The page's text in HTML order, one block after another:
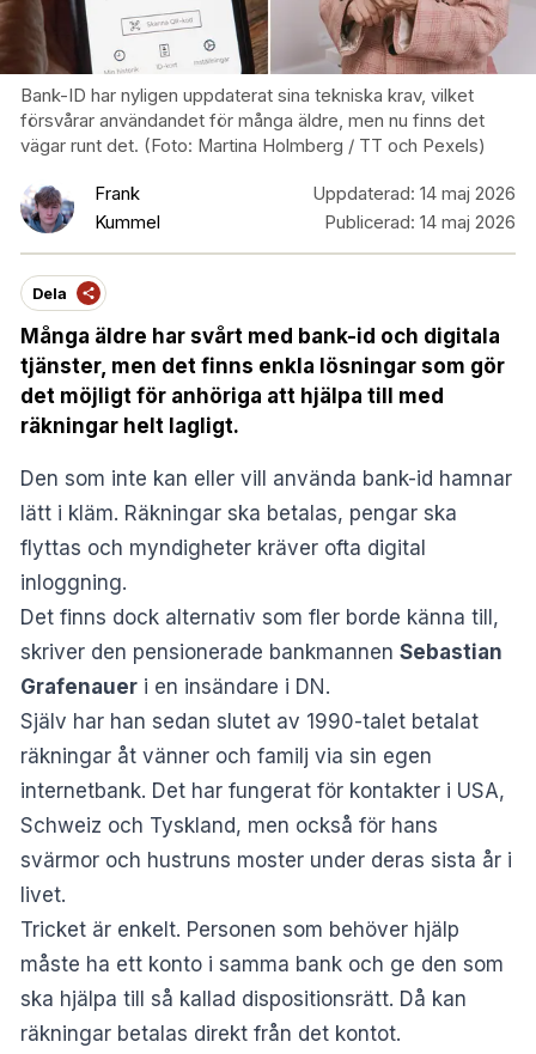
Bank-ID har nyligen uppdaterat sina tekniska krav, vilket
försvårar användandet för många äldre, men nu finns det
vägar runt det. (Foto: Martina Holmberg / TT och Pexels)
Frank
Kummel
Uppdaterad: 14 maj 2026
Publicerad: 14 maj 2026
Dela
Många äldre har svårt med bank-id och digitala
tjänster, men det finns enkla lösningar som gör
det möjligt för anhöriga att hjälpa till med
räkningar helt lagligt.
Den som inte kan eller vill använda bank-id hamnar
lätt i kläm. Räkningar ska betalas, pengar ska
flyttas och myndigheter kräver ofta digital
inloggning.
Det finns dock alternativ som fler borde känna till,
skriver den pensionerade bankmannen Sebastian
Grafenauer i en insändare i DN.
Själv har han sedan slutet av 1990-talet betalat
räkningar åt vänner och familj via sin egen
internetbank. Det har fungerat för kontakter i USA,
Schweiz och Tyskland, men också för hans
svärmor och hustruns moster under deras sista år i
livet.
Tricket är enkelt. Personen som behöver hjälp
måste ha ett konto i samma bank och ge den som
ska hjälpa till så kallad dispositionsrätt. Då kan
räkningar betalas direkt från det kontot.